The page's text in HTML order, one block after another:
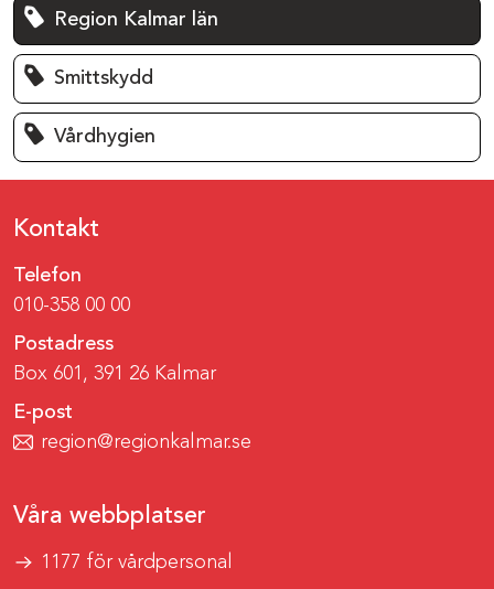
Region Kalmar län
Smittskydd
Vårdhygien
Kontakt
Telefon
010-358 00 00
Postadress
Box 601, 391 26 Kalmar
E-post
region@regionkalmar.se
Våra webbplatser
1177 för vårdpersonal